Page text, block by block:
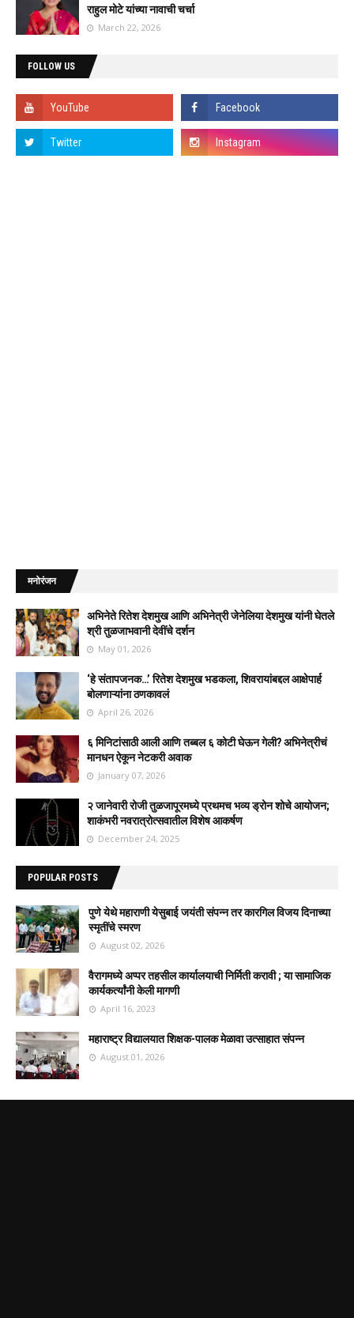
राहुल मोटे यांच्या नावाची चर्चा
March 22, 2026
FOLLOW US
मनोरंजन
अभिनेते रितेश देशमुख आणि अभिनेत्री जेनेलिया देशमुख यांनी घेतले
श्री तुळजाभवानी देवींचे दर्शन
May 01, 2026
‘हे संतापजनक…’ रितेश देशमुख भडकला, शिवरायांबद्दल आक्षेपार्ह
बोलणाऱ्यांना ठणकावलं
April 26, 2026
६ मिनिटांसाठी आली आणि तब्बल ६ कोटी घेऊन गेली? अभिनेत्रीचं
मानधन ऐकून नेटकरी अवाक
January 07, 2026
२ जानेवारी रोजी तुळजापूरमध्ये प्रथमच भव्य ड्रोन शोचे आयोजन;
शाकंभरी नवरात्रोत्सवातील विशेष आकर्षण
December 24, 2025
POPULAR POSTS
पुणे येथे महाराणी येसुबाई जयंती संपन्न तर कारगिल विजय दिनाच्या
स्मृतींचे स्मरण
August 02, 2026
वैरागमध्ये अप्पर तहसील कार्यालयाची निर्मिती करावी ; या सामाजिक
कार्यकर्त्यांनी केली मागणी
April 16, 2023
महाराष्ट्र विद्यालयात शिक्षक-पालक मेळावा उत्साहात संपन्न
August 01, 2026